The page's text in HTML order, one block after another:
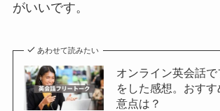
がいいです。
あわせて読みたい
オンライン英会話で
をした感想。おす
意点は？